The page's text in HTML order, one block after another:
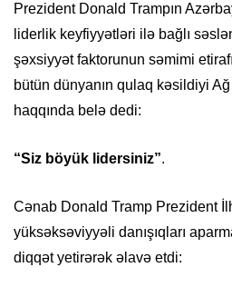
Prezident Donald Trampın
liderlik keyfiyyətləri ilə bağlı
şəxsiyyət faktorunun səmimi
bütün dünyanın qulaq kəsildiyi
haqqında belə dedi:
“Siz böyük lidersiniz”.
Cənab Donald Tramp Prezident
yüksəksəviyyəli danışıqları
diqqət yetirərək əlavə etdi: